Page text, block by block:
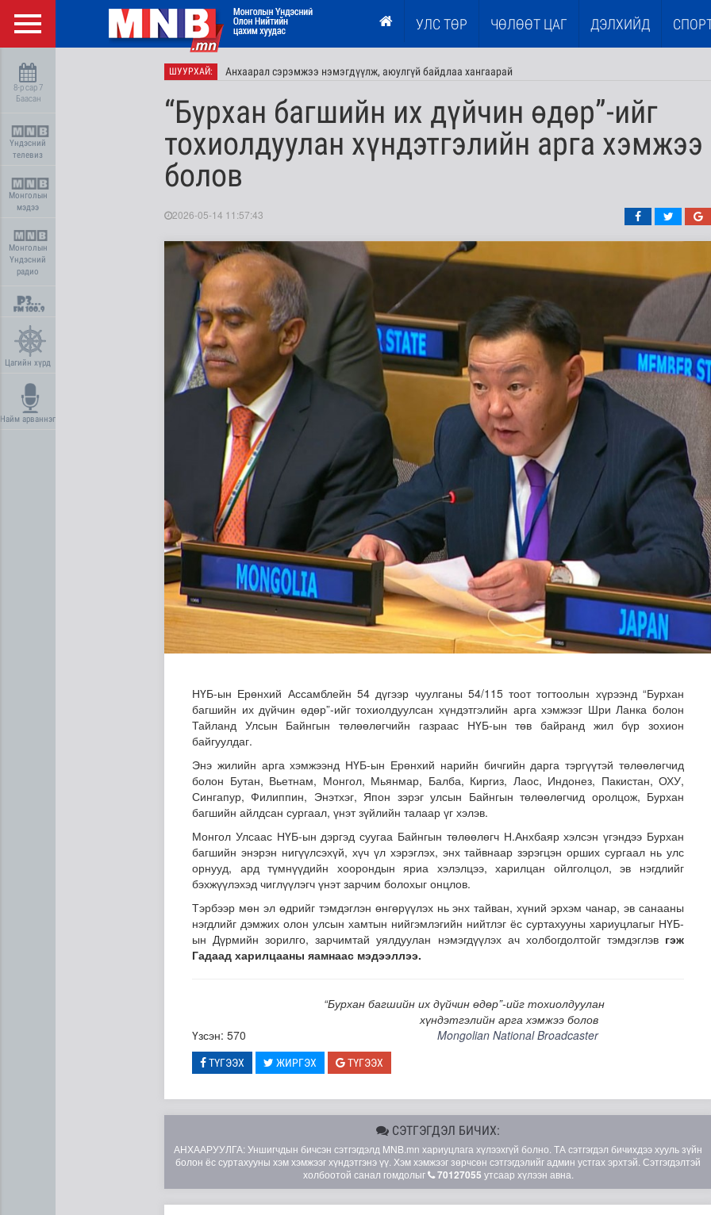
УЛС ТӨР ЧӨЛӨӨТ ЦАГ ДЭЛХИЙД
8-р сар 7
Баасан
Үндэсний
телевиз
Монголын
мэдээ
Монголын
Үндэсний
радио
Цагийн хүрд
Найм арваннэг
ШУУРХАЙ: Анхаарал сэрэмжээ нэмэгдүүлж, аюулгүй байдлаа хангаарай
Нийгмийн даатгалын сангийн хөрөнгө 7.6 тэрбум төгрөгөөр арвижлаа
Сумдын халаалтын төвүүдийн засвар, шинэчлэлийг бүрэн хийж, хувийн хэвшил рүү м..
“Бурхан багшийн их дүйчин өдөр”-ийг
тохиолдуулан хүндэтгэлийн арга хэмжээ
болов
2026-05-14 11:57:43
НҮБ-ын Ерөнхий Ассамблейн 54 дүгээр чуулганы 54/115 тоот тогтоолын хүрээнд “Бурхан
багшийн их дүйчин өдөр”-ийг тохиолдуулсан хүндэтгэлийн арга хэмжээг Шри Ланка болон
Тайланд Улсын Байнгын төлөөлөгчийн газраас НҮБ-ын төв байранд жил бүр зохион
байгуулдаг.
Энэ жилийн арга хэмжээнд НҮБ-ын Ерөнхий нарийн бичгийн дарга тэргүүтэй төлөөлөгчид
болон Бутан, Вьетнам, Монгол, Мьянмар, Балба, Киргиз, Лаос, Индонез, Пакистан, ОХУ,
Сингапур, Филиппин, Энэтхэг, Япон зэрэг улсын Байнгын төлөөлөгчид оролцож, Бурхан
багшийн айлдсан сургаал, үнэт зүйлийн талаар үг хэлэв.
Монгол Улсаас НҮБ-ын дэргэд суугаа Байнгын төлөөлөгч Н.Анхбаяр хэлсэн үгэндээ Бурхан
багшийн энэрэн нигүүлсэхүй, хүч үл хэрэглэх, энх тайвнаар зэрэгцэн орших сургаал нь улс
орнууд, ард түмнүүдийн хоорондын яриа хэлэлцээ, харилцан ойлголцол, эв нэгдлийг
бэхжүүлэхэд чиглүүлэгч үнэт зарчим болохыг онцлов.
Тэрбээр мөн эл өдрийг тэмдэглэн өнгөрүүлэх нь энх тайван, хүний эрхэм чанар, эв санааны
нэгдлийг дэмжих олон улсын хамтын нийгэмлэгийн нийтлэг ёс суртахууны хариуцлагыг НҮБ-
ын Дүрмийн зорилго, зарчимтай уялдуулан нэмэгдүүлэх ач холбогдолтойг тэмдэглэв гэж
Гадаад харилцааны яамнаас мэдээллээ.
“Бурхан багшийн их дүйчин өдөр”-ийг тохиолдуулан
хүндэтгэлийн арга хэмжээ болов
Үзсэн: 570
Mongolian National Broadcaster
ТҮГЭЭХ ЖИРГЭХ ТҮГЭЭХ
СЭТГЭГДЭЛ БИЧИХ:
АНХААРУУЛГА: Уншигчдын бичсэн сэтгэгдэлд MNB.mn хариуцлага хүлээхгүй болно. ТА сэтгэгдэл бичихдээ хууль зүйн
болон ёс суртахууны хэм хэмжээг хүндэтгэнэ үү. Хэм хэмжээг зөрчсөн сэтгэгдэлийг админ устгах эрхтэй. Сэтгэгдэлтэй
холбоотой санал гомдолыг
70127055 утсаар хүлээн авна.